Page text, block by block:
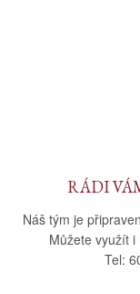
RÁDI
Náš tým je
Můžete využít
Tel: